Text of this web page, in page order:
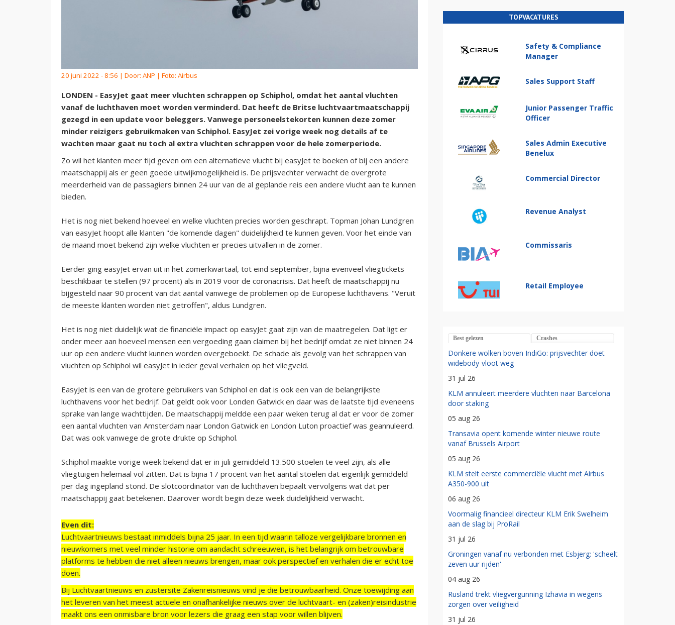
20 juni 2022 - 8:56 | Door: ANP | Foto: Airbus
LONDEN - EasyJet gaat meer vluchten schrappen op Schiphol, omdat het aantal vluchten
vanaf de luchthaven moet worden verminderd. Dat heeft de Britse luchtvaartmaatschappij
gezegd in een update voor beleggers. Vanwege personeelstekorten kunnen deze zomer
minder reizigers gebruikmaken van Schiphol. EasyJet zei vorige week nog details af te
wachten maar gaat nu toch al extra vluchten schrappen voor de hele zomerperiode.
Zo wil het klanten meer tijd geven om een alternatieve vlucht bij easyJet te boeken of bij een andere
maatschappij als er geen goede uitwijkmogelijkheid is. De prijsvechter verwacht de overgrote
meerderheid van de passagiers binnen 24 uur van de al geplande reis een andere vlucht aan te kunnen
bieden.
Het is nog niet bekend hoeveel en welke vluchten precies worden geschrapt. Topman Johan Lundgren
van easyJet hoopt alle klanten "de komende dagen" duidelijkheid te kunnen geven. Voor het einde van
de maand moet bekend zijn welke vluchten er precies uitvallen in de zomer.
Eerder ging easyJet ervan uit in het zomerkwartaal, tot eind september, bijna evenveel vliegtickets
beschikbaar te stellen (97 procent) als in 2019 voor de coronacrisis. Dat heeft de maatschappij nu
bijgesteld naar 90 procent van dat aantal vanwege de problemen op de Europese luchthavens. "Veruit
de meeste klanten worden niet getroffen", aldus Lundgren.
Het is nog niet duidelijk wat de financiële impact op easyJet gaat zijn van de maatregelen. Dat ligt er
onder meer aan hoeveel mensen een vergoeding gaan claimen bij het bedrijf omdat ze niet binnen 24
uur op een andere vlucht kunnen worden overgeboekt. De schade als gevolg van het schrappen van
vluchten op Schiphol wil easyJet in ieder geval verhalen op het vliegveld.
EasyJet is een van de grotere gebruikers van Schiphol en dat is ook een van de belangrijkste
luchthavens voor het bedrijf. Dat geldt ook voor Londen Gatwick en daar was de laatste tijd eveneens
sprake van lange wachttijden. De maatschappij meldde een paar weken terug al dat er voor de zomer
een aantal vluchten van Amsterdam naar London Gatwick en London Luton proactief was geannuleerd.
Dat was ook vanwege de grote drukte op Schiphol.
Schiphol maakte vorige week bekend dat er in juli gemiddeld 13.500 stoelen te veel zijn, als alle
vliegtuigen helemaal vol zitten. Dat is bijna 17 procent van het aantal stoelen dat eigenlijk gemiddeld
per dag ingepland stond. De slotcoördinator van de luchthaven bepaalt vervolgens wat dat per
maatschappij gaat betekenen. Daarover wordt begin deze week duidelijkheid verwacht.
Even dit:
Luchtvaartnieuws bestaat inmiddels bijna 25 jaar. In een tijd waarin talloze vergelijkbare bronnen en
nieuwkomers met veel minder historie om aandacht schreeuwen, is het belangrijk om betrouwbare
platforms te hebben die niet alleen nieuws brengen, maar ook perspectief en verhalen die er echt toe
doen.
Bij Luchtvaartnieuws en zustersite Zakenreisnieuws vind je die betrouwbaarheid. Onze toewijding aan
het leveren van het meest actuele en onafhankelijke nieuws over de luchtvaart- en (zaken)reisindustrie
maakt ons een onmisbare bron voor lezers die graag een stap voor willen blijven.
TOPVACATURES
Safety & Compliance
Manager
Sales Support Staff
Junior Passenger Traffic
Officer
Sales Admin Executive
Benelux
Commercial Director
Revenue Analyst
Commissaris
Retail Employee
Best gelezen Crashes
Donkere wolken boven IndiGo: prijsvechter doet
widebody-vloot weg
31 jul 26
KLM annuleert meerdere vluchten naar Barcelona
door staking
05 aug 26
Transavia opent komende winter nieuwe route
vanaf Brussels Airport
05 aug 26
KLM stelt eerste commerciële vlucht met Airbus
A350-900 uit
06 aug 26
Voormalig financieel directeur KLM Erik Swelheim
aan de slag bij ProRail
31 jul 26
Groningen vanaf nu verbonden met Esbjerg: 'scheelt
zeven uur rijden'
04 aug 26
Rusland trekt vliegvergunning Izhavia in wegens
zorgen over veiligheid
31 jul 26